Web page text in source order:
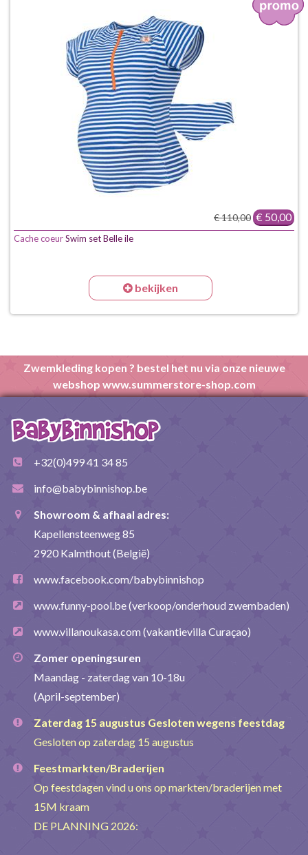
€ 110,00 € 50,00
Cache coeurSwim set Belle ile
bekijken
Zwemkleding kopen ? bestel het nu via onze nieuwe
webshop www.summerstore-shop.com
+32(0)499 41 34 85
info@babybinnishop.be
Showroom & afhaal adres:
Kapellensteenweg 85
2920 Kalmthout (België)
www.facebook.com/babybinnishop
www.funny-pool.be(verkoop/onderhoud zwembaden)
www.villanoukasa.com (vakantievilla Curaçao)
Zomer openingsuren
Maandag - zaterdag van 10-18u
(April-september)
Zaterdag 15 augustus Gesloten wegens feestdag
Gesloten op zaterdag 15 augustus
Feestmarkten/Braderijen
Op feestdagen vind u ons op markten/braderijen met
15M kraam
DE PLANNING 2026: